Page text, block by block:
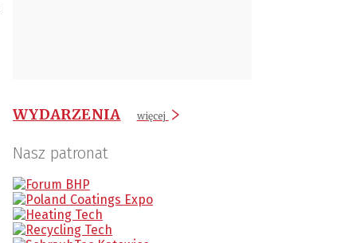
WYDARZENIA więcej
Nasz patronat